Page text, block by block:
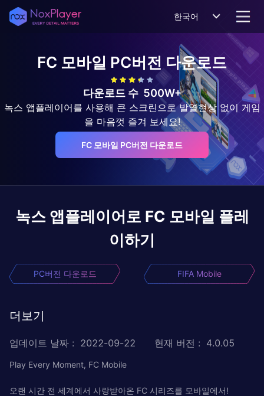
한국어
FC 모바일 PC버전 다운로드
다운로드 수 500W+
녹스 앱플레이어를 사용해 큰 스크린으로 발열현상 없이 게임
을 마음껏 즐겨 보세요!
FC 모바일 PC버전 다운로드
녹스 앱플레이어로 FC 모바일 플레
이하기
PC버전 다운로드 FIFA Mobile
더보기
업데이트 날짜 : 2022-09-22 현재 버전 : 4.0.05
Play Every Moment, FC Mobile
오랜 시간 전 세계에서 사랑받아온 FC 시리즈를 모바일에서!